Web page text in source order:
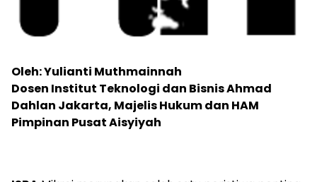
Oleh: Yulianti Muthmainnah
Dosen Institut Teknologi dan Bisnis Ahmad
Dahlan Jakarta, Majelis Hukum dan HAM
Pimpinan Pusat Aisyiyah